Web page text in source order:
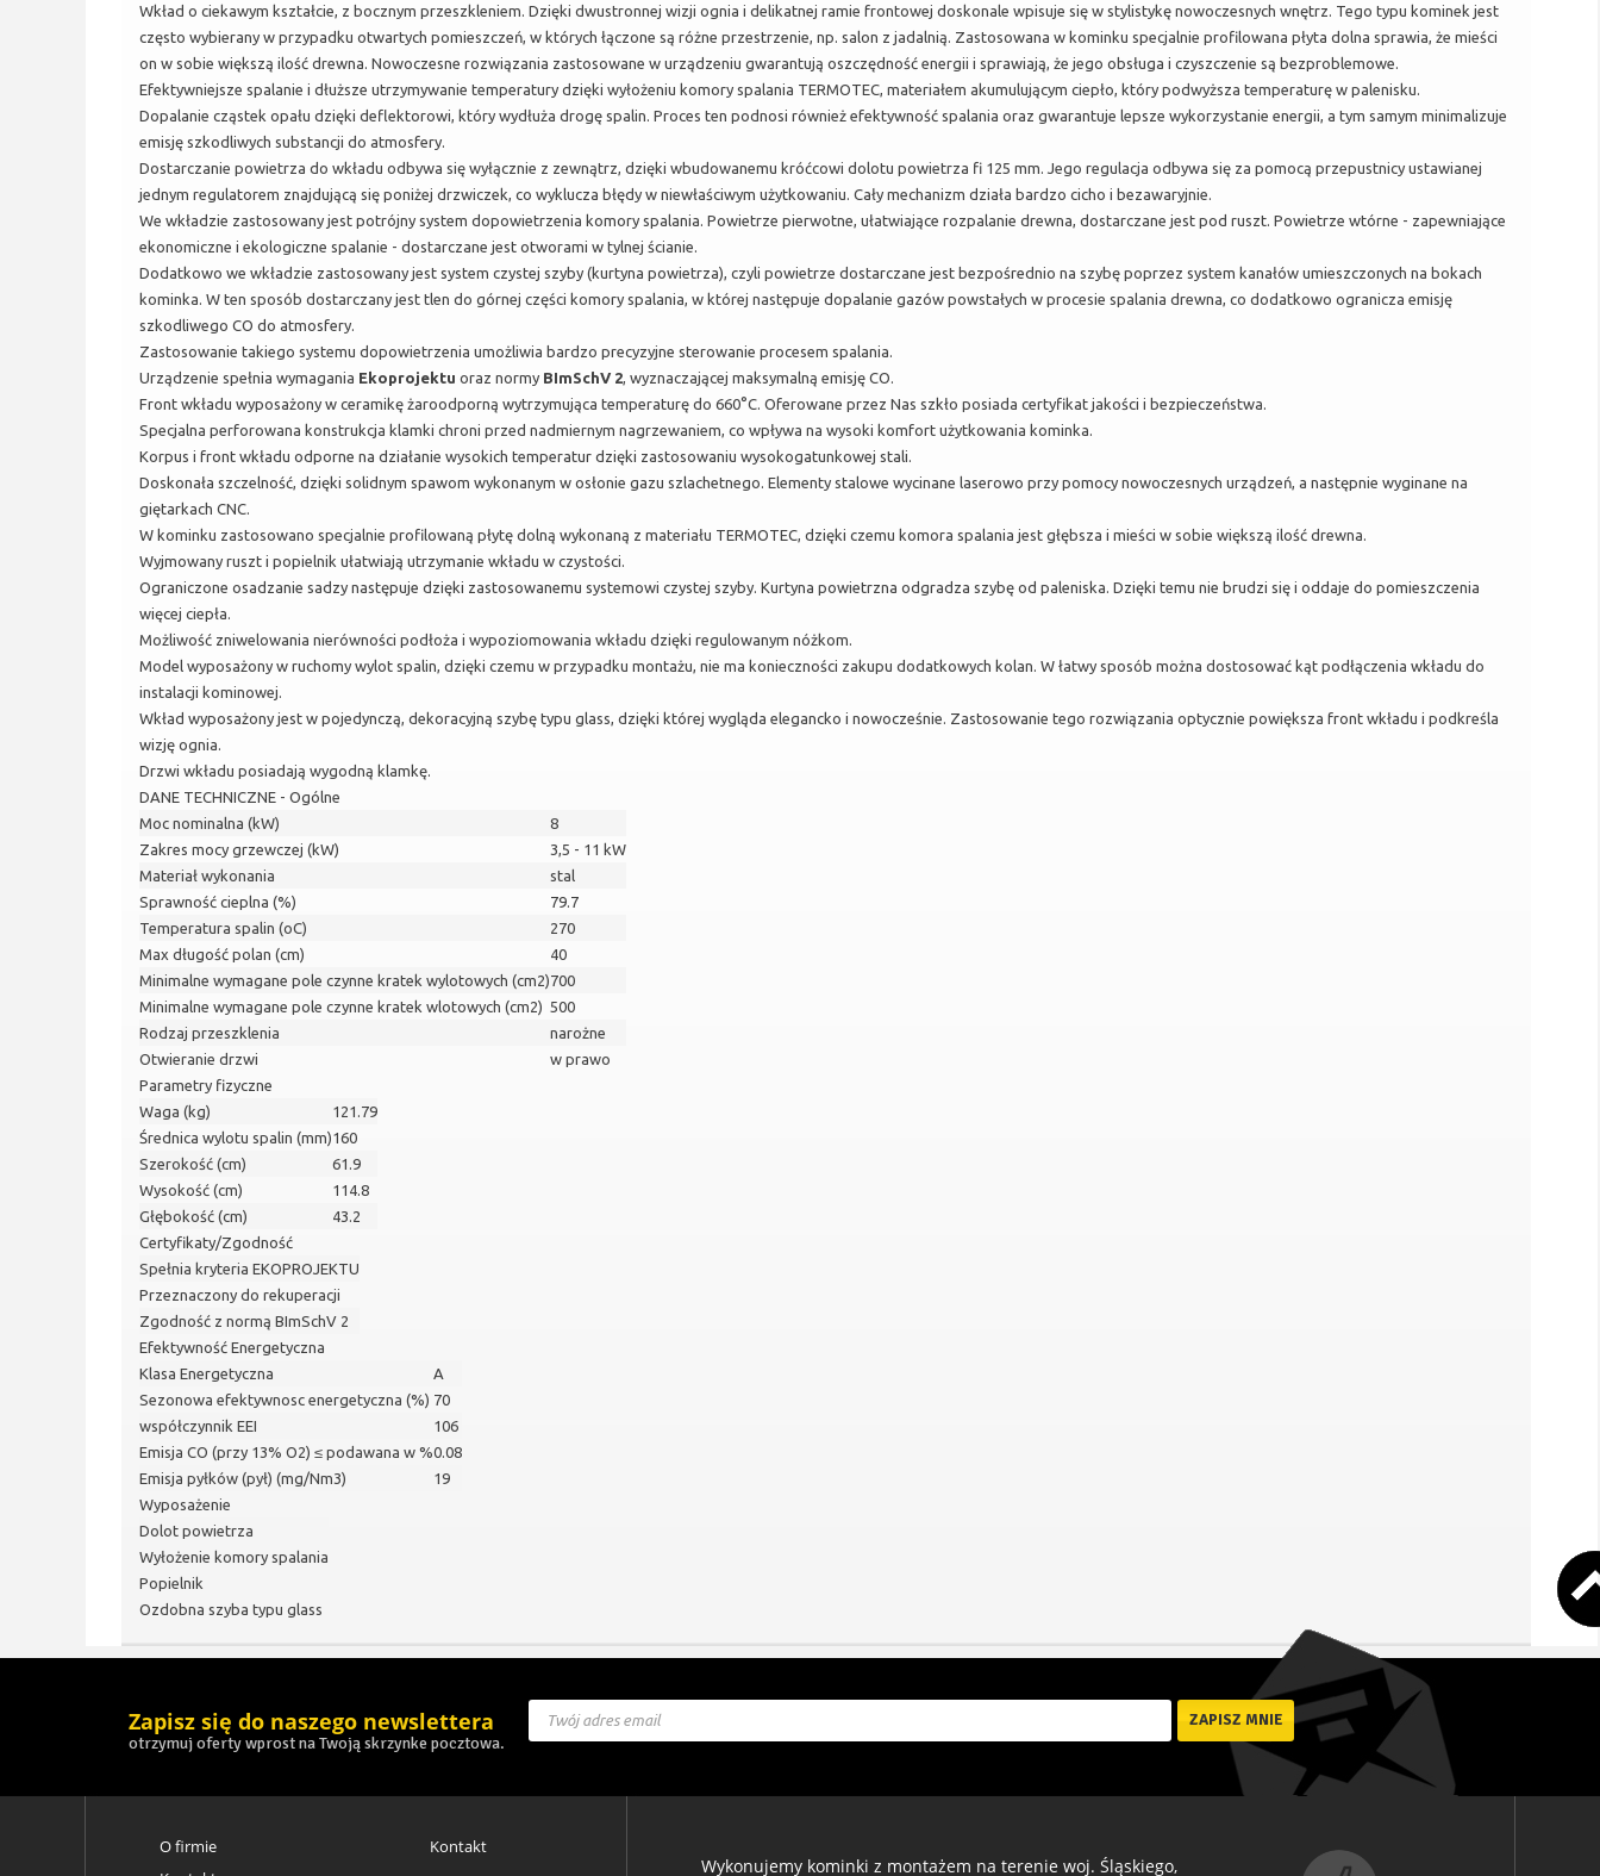
Wkład o ciekawym kształcie, z bocznym przeszkleniem. Dzięki dwustronnej wizji ognia i delikatnej ramie frontowej doskonale wpisuje się w stylistykę nowoczesnych wnętrz. Tego typu kominek jest
często wybierany w przypadku otwartych pomieszczeń, w których łączone są różne przestrzenie, np. salon z jadalnią. Zastosowana w kominku specjalnie profilowana płyta dolna sprawia, że mieści
on w sobie większą ilość drewna. Nowoczesne rozwiązania zastosowane w urządzeniu gwarantują oszczędność energii i sprawiają, że jego obsługa i czyszczenie są bezproblemowe.
Efektywniejsze spalanie i dłuższe utrzymywanie temperatury dzięki wyłożeniu komory spalania TERMOTEC, materiałem akumulującym ciepło, który podwyższa temperaturę w palenisku.
Dopalanie cząstek opału dzięki deflektorowi, który wydłuża drogę spalin. Proces ten podnosi również efektywność spalania oraz gwarantuje lepsze wykorzystanie energii, a tym samym minimalizuje
emisję szkodliwych substancji do atmosfery.
Dostarczanie powietrza do wkładu odbywa się wyłącznie z zewnątrz, dzięki wbudowanemu króćcowi dolotu powietrza fi 125 mm. Jego regulacja odbywa się za pomocą przepustnicy ustawianej
jednym regulatorem znajdującą się poniżej drzwiczek, co wyklucza błędy w niewłaściwym użytkowaniu. Cały mechanizm działa bardzo cicho i bezawaryjnie.
We wkładzie zastosowany jest potrójny system dopowietrzenia komory spalania. Powietrze pierwotne, ułatwiające rozpalanie drewna, dostarczane jest pod ruszt. Powietrze wtórne - zapewniające
ekonomiczne i ekologiczne spalanie - dostarczane jest otworami w tylnej ścianie.
Dodatkowo we wkładzie zastosowany jest system czystej szyby (kurtyna powietrza), czyli powietrze dostarczane jest bezpośrednio na szybę poprzez system kanałów umieszczonych na bokach
kominka. W ten sposób dostarczany jest tlen do górnej części komory spalania, w której następuje dopalanie gazów powstałych w procesie spalania drewna, co dodatkowo ogranicza emisję
szkodliwego CO do atmosfery.
Zastosowanie takiego systemu dopowietrzenia umożliwia bardzo precyzyjne sterowanie procesem spalania.
Urządzenie spełnia wymagania Ekoprojektu oraz normy BImSchV 2 , wyznaczającej maksymalną emisję CO.
Front wkładu wyposażony w ceramikę żaroodporną wytrzymująca temperaturę do 660°C. Oferowane przez Nas szkło posiada certyfikat jakości i bezpieczeństwa.
Specjalna perforowana konstrukcja klamki chroni przed nadmiernym nagrzewaniem, co wpływa na wysoki komfort użytkowania kominka.
Korpus i front wkładu odporne na działanie wysokich temperatur dzięki zastosowaniu wysokogatunkowej stali.
Doskonała szczelność, dzięki solidnym spawom wykonanym w osłonie gazu szlachetnego. Elementy stalowe wycinane laserowo przy pomocy nowoczesnych urządzeń, a następnie wyginane na
giętarkach CNC.
W kominku zastosowano specjalnie profilowaną płytę dolną wykonaną z materiału TERMOTEC, dzięki czemu komora spalania jest głębsza i mieści w sobie większą ilość drewna.
Wyjmowany ruszt i popielnik ułatwiają utrzymanie wkładu w czystości.
Ograniczone osadzanie sadzy następuje dzięki zastosowanemu systemowi czystej szyby. Kurtyna powietrzna odgradza szybę od paleniska. Dzięki temu nie brudzi się i oddaje do pomieszczenia
więcej ciepła.
Możliwość zniwelowania nierówności podłoża i wypoziomowania wkładu dzięki regulowanym nóżkom.
Model wyposażony w ruchomy wylot spalin, dzięki czemu w przypadku montażu, nie ma konieczności zakupu dodatkowych kolan. W łatwy sposób można dostosować kąt podłączenia wkładu do
instalacji kominowej.
Wkład wyposażony jest w pojedynczą, dekoracyjną szybę typu glass, dzięki której wygląda elegancko i nowocześnie. Zastosowanie tego rozwiązania optycznie powiększa front wkładu i podkreśla
wizję ognia.
Drzwi wkładu posiadają wygodną klamkę.
DANE TECHNICZNE - Ogólne
Moc nominalna (kW)
8
Zakres mocy grzewczej (kW)
3,5 - 11 kW
Materiał wykonania
stal
Sprawność cieplna (%)
79.7
Temperatura spalin (oC)
270
Max długość polan (cm)
40
Minimalne wymagane pole czynne kratek wylotowych (cm2)700
Minimalne wymagane pole czynne kratek wlotowych (cm2) 500
Rodzaj przeszklenia
narożne
Otwieranie drzwi
w prawo
Parametry fizyczne
Waga (kg)
121.79
Średnica wylotu spalin (mm)160
Szerokość (cm)
61.9
Wysokość (cm)
114.8
Głębokość (cm)
43.2
Certyfikaty/Zgodność
Spełnia kryteria EKOPROJEKTU
Przeznaczony do rekuperacji
Zgodność z normą BImSchV 2
Efektywność Energetyczna
Klasa Energetyczna
A
Sezonowa efektywnosc energetyczna (%) 70
współczynnik EEI
106
Emisja CO (przy 13% O2) ≤ podawana w %0.08
Emisja pyłków (pył) (mg/Nm3)
19
Wyposażenie
Dolot powietrza
Wyłożenie komory spalania
Popielnik
Ozdobna szyba typu glass
Zapisz się do naszego newslettera
otrzymuj oferty wprost na Twoją skrzynke pocztowa.
O firmie
Kontakt
Wykonujemy kominki z montażem na terenie woj. Śląskiego,